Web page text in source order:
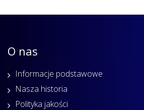
O nas
Informacje podstawowe
Nasza historia
Polityka jakości